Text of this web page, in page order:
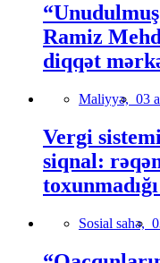
Ramiz
diqqət
Maliyyə, 03
Vergi
siqnal:
Sosial sahə,